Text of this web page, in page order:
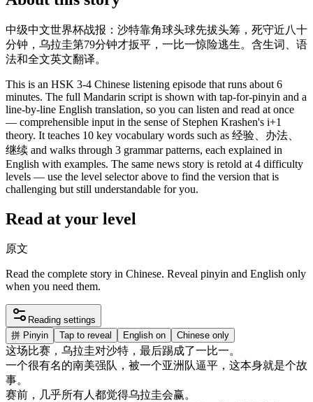
中级中文世界杯战报：沙特靠角球头球先拔头筹，死守近八十
分钟，乌拉圭第79分钟才扳平，一比一惊险逃生。含生词、语
法和全文英文翻译。
This is an HSK 3-4 Chinese listening episode that runs about 6
minutes. The full Mandarin script is shown with tap-for-pinyin and a
line-by-line English translation, so you can listen and read at once
— comprehensible input in the sense of Stephen Krashen's i+1
theory. It teaches 10 key vocabulary words such as 经验、办法、
继续 and walks through 3 grammar patterns, each explained in
English with examples. The same news story is retold at 4 difficulty
levels — use the level selector above to find the version that is
challenging but still understandable for you.
Read at your level
原文
Read the complete story in Chinese. Reveal pinyin and English only
when you need them.
Reading settings
拼 Pinyin Tap to reveal English on Chinese only
这场比赛 ， 乌拉圭对沙特 ， 最后踢成了一比一。
一个很有名的南美强队 ， 被一个亚洲 队逼平 ， 这本身就是个故
事。
赛前 ， 几乎所有人都觉得乌拉圭会赢。